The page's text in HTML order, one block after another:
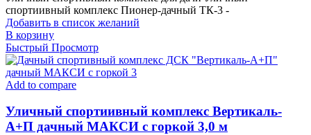
спортиивный комплекс Пионер-дачный ТК-3 -
Добавить в список желаний
В корзину
Быстрый Просмотр
Add to compare
Уличный спортиивный комплекс Вертикаль-
А+П дачный МАКСИ с горкой 3,0 м